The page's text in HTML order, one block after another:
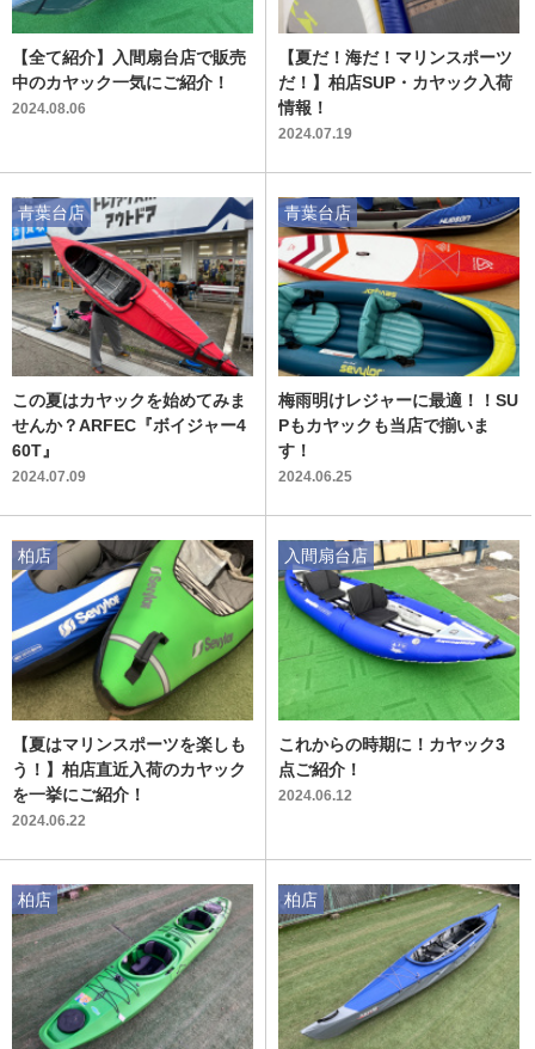
【全て紹介】入間扇台店で販売
中のカヤック一気にご紹介！
2024.08.06
【夏だ！海だ！マリンスポーツ
だ！】柏店SUP・カヤック入荷
情報！
2024.07.19
この夏はカヤックを始めてみま
せんか？ARFEC『ボイジャー4
60T』
2024.07.09
青葉台店
梅雨明けレジャーに最適！！SU
Pもカヤックも当店で揃いま
す！
2024.06.25
青葉台店
【夏はマリンスポーツを楽しも
う！】柏店直近入荷のカヤック
を一挙にご紹介！
2024.06.22
柏店
これからの時期に！カヤック3
点ご紹介！
2024.06.12
入間扇台店
柏店 柏店